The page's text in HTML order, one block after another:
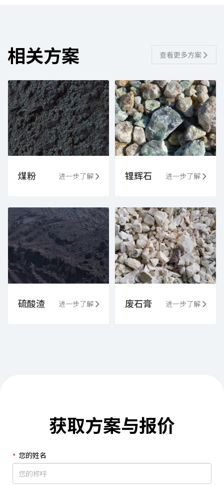
相关方案 查看更多方案
煤粉 进一步了解 锂辉石 进一步了解
硫酸渣 进一步了解 废石膏 进一步了解
获取方案与报价
您的姓名